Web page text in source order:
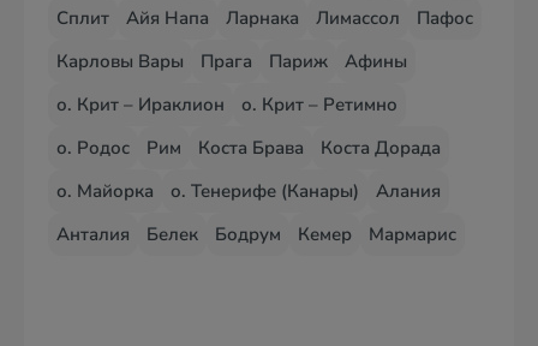
Сплит
Айя Напа Ларнака Лимассол
Пафос
Карловы Вары
Прага Париж
Афины
о. Крит – Ираклион
о. Крит – Ретимно
о. Родос
Рим Коста Брава
Коста Дорада
о. Майорка
о. Тенерифе (Канары)
Алания
Анталия
Белек Бодрум Кемер Мармарис